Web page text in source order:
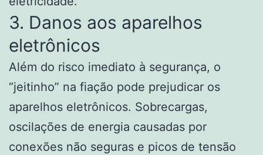
3. Danos aos aparelhos
eletrônicos
Além do risco imediato à segurança, o
“jeitinho” na fiação pode prejudicar os
aparelhos eletrônicos. Sobrecargas,
oscilações de energia causadas por
conexões não seguras e picos de tensão